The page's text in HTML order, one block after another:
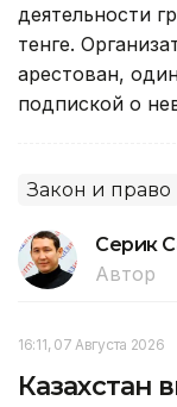
деятельности
тенге.
арестован,
подпиской о
Закон и право
Серик
Автор
16:11, 07 Августа 2026
Казахстан